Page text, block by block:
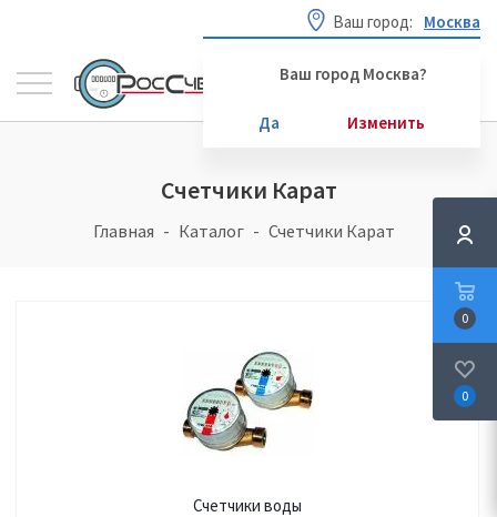
Ваш город: Москва
Ваш город Москва?
Да Изменить
Счетчики Карат
Главная Каталог Счетчики Карат
Счетчики воды
0
0